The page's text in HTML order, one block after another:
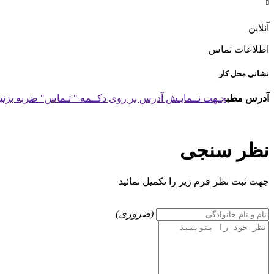

آنلاین
اطلاعات تماس
نشانی محل کار
آدرس مطبجـهت نــمایـش آدرس بر روی دکــمه " تـماس" ضربه
نظر سنجی
جهت ثبت نظر فرم زیر را تکمیل نمائید
(ضروری)